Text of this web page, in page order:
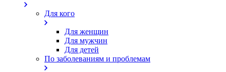
Для кого
Для женщин
Для мужчин
Для детей
По заболеваниям и проблемам